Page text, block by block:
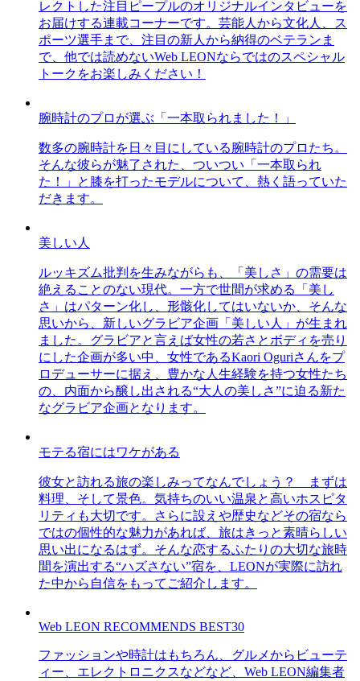
レクトした注目ピープルのオリジナルインタビューを
お届けする連載コーナーです。芸能人から文化人、ス
ポーツ選手まで、注目の新人から納得のベテランま
で、他では読めないWeb LEONならではのスペシャル
トークをお楽しみください！
腕時計のプロが選ぶ「一本取られました！」
数多の腕時計を日々目にしている腕時計のプロたち。
そんな彼らが魅了された、ついつい「一本取られ
た！」と膝を打ったモデルについて、熱く語っていた
だきます。
美しい人
ルッキズム批判を生みながらも、「美しさ」の需要は
絶えることのない現代。一方で世間が求める「美し
さ」はパターン化し、形骸化してはいないか、そんな
思いから、新しいグラビア企画「美しい人」が生まれ
ました。グラビアと言えば女性の若さとボディを売り
にした企画が多い中、女性であるKaori Oguriさんをプ
ロデューサーに据え、豊かな人生経験を持つ女性たち
の、内面から醸し出される“大人の美しさ”に迫る新た
なグラビア企画となります。
モテる宿にはワケがある
彼女と訪れる旅の楽しみってなんでしょう？ まずは
料理、そして景色。気持ちのいい温泉と高いホスピタ
リティも大切です。さらに設えや歴史などその宿なら
ではの個性的な魅力があれば、旅はきっと素晴らしい
思い出になるはず。そんな恋するふたりの大切な旅時
間を演出する“ハズさない”宿を、LEONが実際に訪れ
た中から自信をもってご紹介します。
Web LEON RECOMMENDS BEST30
ファッションや時計はもちろん、グルメからビューテ
ィー、エレクトロニクスなどなど、Web LEON編集者